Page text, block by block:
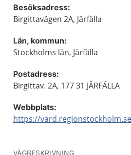
Besöksadress:
Birgittavägen 2A, Järfälla
Län, kommun:
Stockholms län, Järfälla
Postadress:
Birgittav. 2A, 177 31 JÄRFÄLLA
Webbplats:
VÄGBESKRIVNING